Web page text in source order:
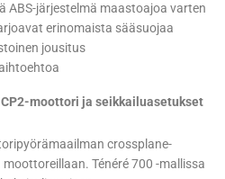
ABS-järjestelmä maastoajoa varten
erinomaista sääsuojaa
jousitus
moottori ja seikkailuasetukset
crossplane-
Ténéré 700 -mallissa